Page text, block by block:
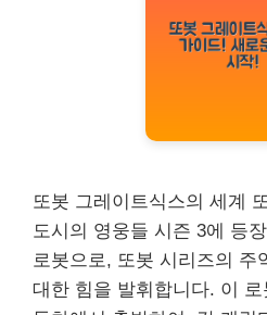
또봇 그레이트식스의 세계
도시의 영웅들 시즌 3에 등
로봇으로, 또봇 시리즈의 주
대한 힘을 발휘합니다. 이